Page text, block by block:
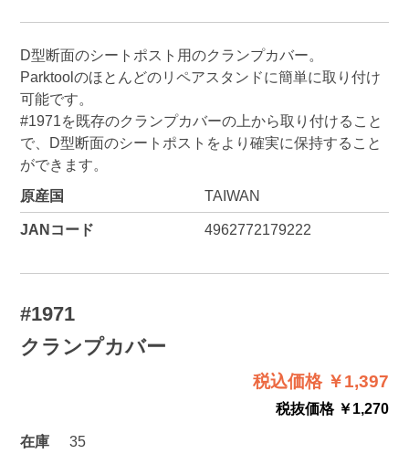
D型断面のシートポスト用のクランプカバー。
Parktoolのほとんどのリペアスタンドに簡単に取り付け
可能です。
#1971を既存のクランプカバーの上から取り付けること
で、D型断面のシートポストをより確実に保持すること
ができます。
原産国
TAIWAN
JANコード 4962772179222
#1971
クランプカバー
税込価格 ￥1,397
税抜価格 ￥1,270
在庫
35